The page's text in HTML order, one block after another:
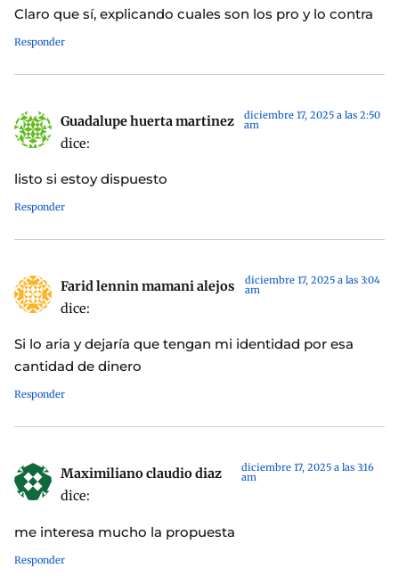
Claro que sí, explicando cuales son los pro y lo contra
Responder
Guadalupe huerta martinez
dice:
diciembre 17, 2025 a las 2:50
am
listo si estoy dispuesto
Responder
Farid lennin mamani alejos
dice:
diciembre 17, 2025 a las 3:04
am
Si lo aria y dejaría que tengan mi identidad por esa
cantidad de dinero
Responder
Maximiliano claudio diaz
dice:
diciembre 17, 2025 a las 3:16
am
me interesa mucho la propuesta
Responder